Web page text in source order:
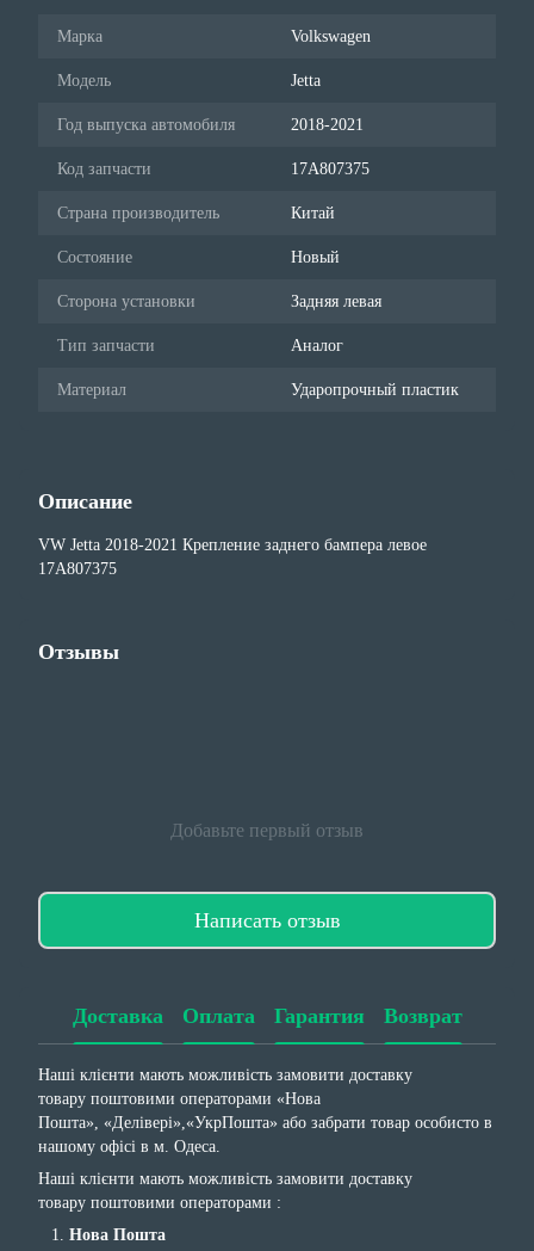
Марка Volkswagen
Модель Jetta
Год выпуска автомобиля 2018-2021
Код запчасти 17A807375
Страна производитель Китай
Состояние Новый
Сторона установки Задняя левая
Тип запчасти Аналог
Материал Ударопрочный пластик
Описание
VW Jetta 2018-2021 Крепление заднего бампера левое
17A807375
Отзывы
Добавьте первый отзыв
Написать отзыв
Доставка Оплата Гарантия Возврат
Наші клієнти мають можливість замовити доставку
товару поштовими операторами «Нова
Пошта», «Делівері»,«УкрПошта» або забрати товар особисто в
нашому офісі в м. Одеса.
Наші клієнти мають можливість замовити доставку
товару поштовими операторами :
Нова Пошта